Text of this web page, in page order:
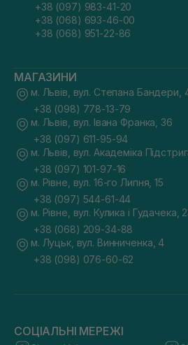
+38 (097) 983-41-20
+38 (068) 693-46-00
+38 (068) 951-22-86
МАГАЗИНИ
м. Львів, вул. Степана Бандери,
+38 (098) 778-13-79
м. Львів, вул. Івана Франка, 36
+38 (097) 611-95-94
м. Львів, вул. Академіка
+38 (097) 101-97-16
м. Рівне, вул. 16-го Липня, 15
+38 (097) 544-61-44
м. Рівне, вул. Кулика і Гудачека,
+38 (068) 209-34-88
м. Луцьк, вул. Винниченка, 4
+38 (098) 076-60-62
СОЦІАЛЬНІ МЕРЕЖІ